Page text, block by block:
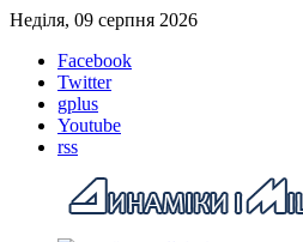
Неділя, 09 серпня 2026
Facebook
Twitter
gplus
Youtube
rss